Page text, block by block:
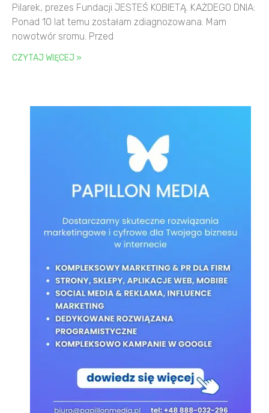
Pilarek, prezes Fundacji JESTEŚ KOBIETĄ. KAŻDEGO DNIA:
Ponad 10 lat temu zostałam zdiagnozowana. Mam
nowotwór sromu. Przed
CZYTAJ WIĘCEJ »